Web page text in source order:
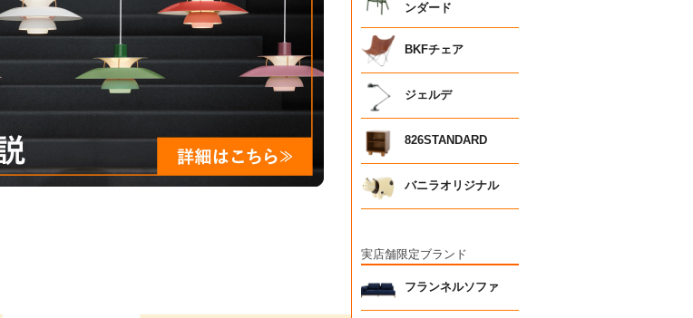
ンダード
BKFチェア
ジェルデ
826STANDARD
バニラオリジナル
実店舗限定ブランド
フランネルソファ